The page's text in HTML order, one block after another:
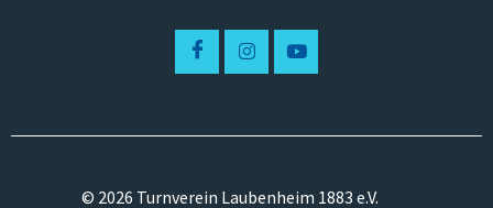
© 2026 Turnverein Laubenheim 1883 e.V.